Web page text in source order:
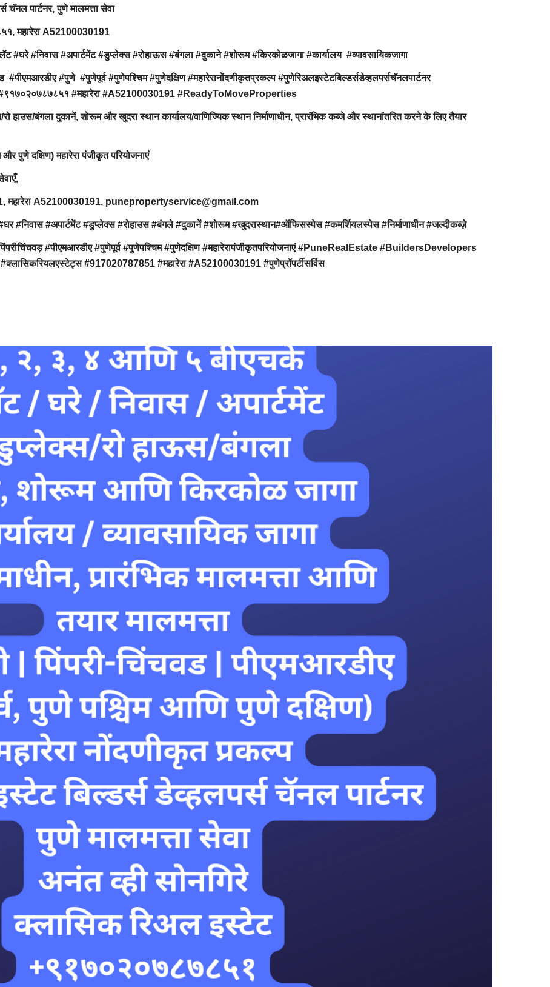
चॅनल पार्टनर, पुणे मालमत्ता सेवा
महारेरा A52100030191
#निवास #अपार्टमेंट #डुप्लेक्स #रोहाऊस #बंगला #दुकाने #शोरूम #किरकोळजागा #कार्यालय #व्यावसायिकजागा
#पीएमआरडीए #पुणे #पुणेपूर्व #पुणेपश्चिम #पुणेदक्षिण #महारेरानोंदणीकृतप्रकल्प #पुणेरिअलइस्टेटबिल्डर्सडेव्हलपर्सचॅनलपार्टनर
#९१७०२०७८७८५१ #महारेरा #A52100030191 #ReadyToMoveProperties
हाउस/बंगला दुकानें, शोरूम और खुदरा स्थान कार्यालय/वाणिज्यिक स्थान निर्माणाधीन, प्रारंभिक कब्जे और स्थानांतरित करने के लिए तैयार
पुणे दक्षिण) महारेरा पंजीकृत परियोजनाएं
महारेरा A52100030191, punepropertyservice@gmail.com
#अपार्टमेंट #डुप्लेक्स #रोहाउस #बंगले #दुकानें #शोरूम #खुदरास्थान#ऑफिसस्पेस #कमर्शियलस्पेस #निर्माणाधीन #जल्दीकब्ज़े
#पीएमआरडीए #पुणेपूर्व #पुणेपश्चिम #पुणेदक्षिण #महारेरापंजीकृतपरियोजनाएं #PuneRealEstate #BuildersDevelopers
#917020787851 #महारेरा #A52100030191 #पुणेप्रॉपर्टीसर्विस